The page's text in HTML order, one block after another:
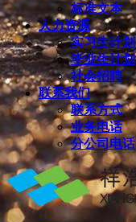
标准文本
人力资源
实习生计划
毕业生计划
社会招聘
联系我们
联系方式
业务电话
分公司电话